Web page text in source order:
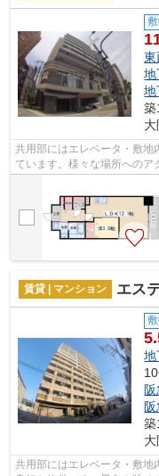
東
地
地
築
共用部にはエレベータ・敷地
ています。様々な場所への
す。外観タイル張りは、マン
賃貸 | マンション エステ
地
阪
阪
築
共用部にはエレベータ・敷地